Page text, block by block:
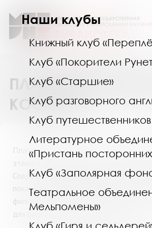
Наши клубы
Книжный клуб
Клуб «Покорители
Клуб «Старшие»
Клуб разговорного
Клуб путешественников
Литературное
«Пристань
Клуб «Заполярная
Театральное
Мельпомены»
ПЛАНЕТАРИЙ
КОСМОС"
Планетарий «Просто космос»
этаже Мурманской областной научной
Современная проекционная система
показа научно-образовательных
фильмов и научных материалов в
для разной возрастной аудитории.